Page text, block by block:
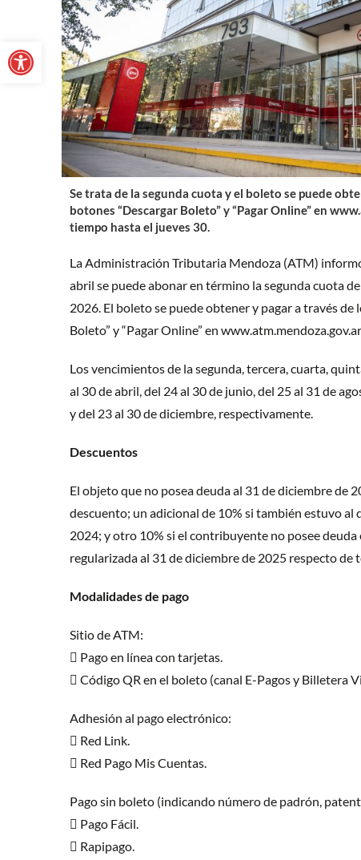
Se trata de la segunda cuota y el boleto se puede
botones “Descargar Boleto” y “Pagar Online” en
tiempo hasta el jueves 30.
La Administración Tributaria Mendoza (ATM)
abril se puede abonar en término la segunda cuota
2026. El boleto se puede obtener y pagar a través de
Boleto” y “Pagar Online” en
Los vencimientos de la segunda, tercera, cuarta,
al 30 de abril, del 24 al 30 de junio, del 25 al 31 de
y del 23 al 30 de diciembre, respectivamente.
Descuentos
El objeto que no posea deuda al 31 de diciembre de
descuento; un adicional de 10% si también estuvo al
2024; y otro 10% si el contribuyente no posee deuda
regularizada al 31 de diciembre de 2025 respecto de
Modalidades de pago
Sitio de ATM:
 Pago en línea con tarjetas.
 Código QR en el boleto (canal E-Pagos y Billetera
Adhesión al pago electrónico:
 Red Link.
 Red Pago Mis Cuentas.
Pago sin boleto (indicando número de padrón,
 Pago Fácil.
 Rapipago.
Abrir barra de herramientas